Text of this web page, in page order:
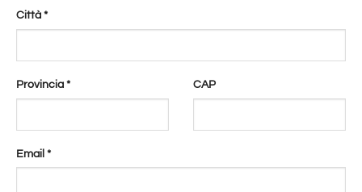
Città *
Provincia * CAP
Email *